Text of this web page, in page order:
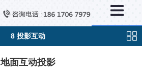
8 投影互动
地面互动投影
分类列表
×
触控互动系统
滑轨互动系统